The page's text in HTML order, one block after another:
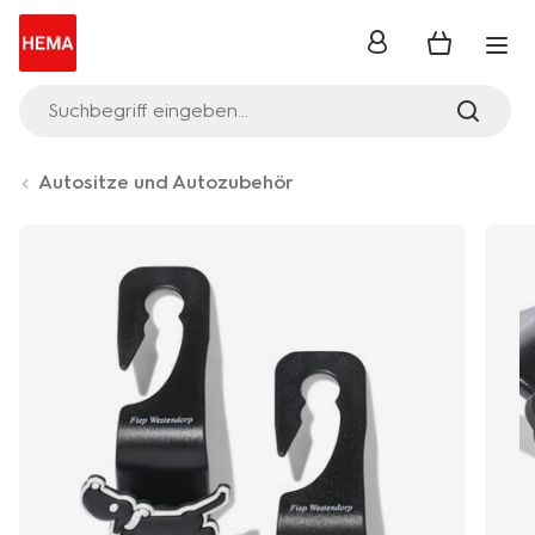
Suchbegriff eingeben...
Anmelden
Autositze und Autozubehör